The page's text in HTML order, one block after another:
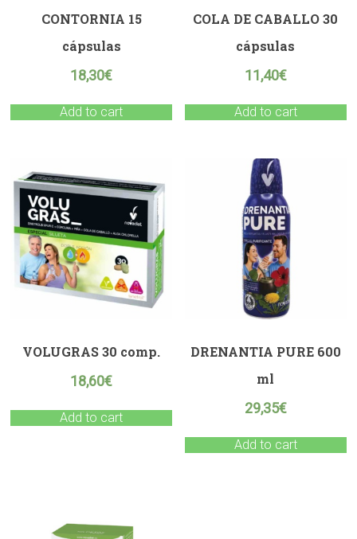
CONTORNIA 15
cápsulas
18,30€
Add to cart
COLA DE CABALLO 30
cápsulas
11,40€
Add to cart
VOLUGRAS 30 comp.
18,60€
Add to cart
DRENANTIA PURE 600
ml
29,35€
Add to cart